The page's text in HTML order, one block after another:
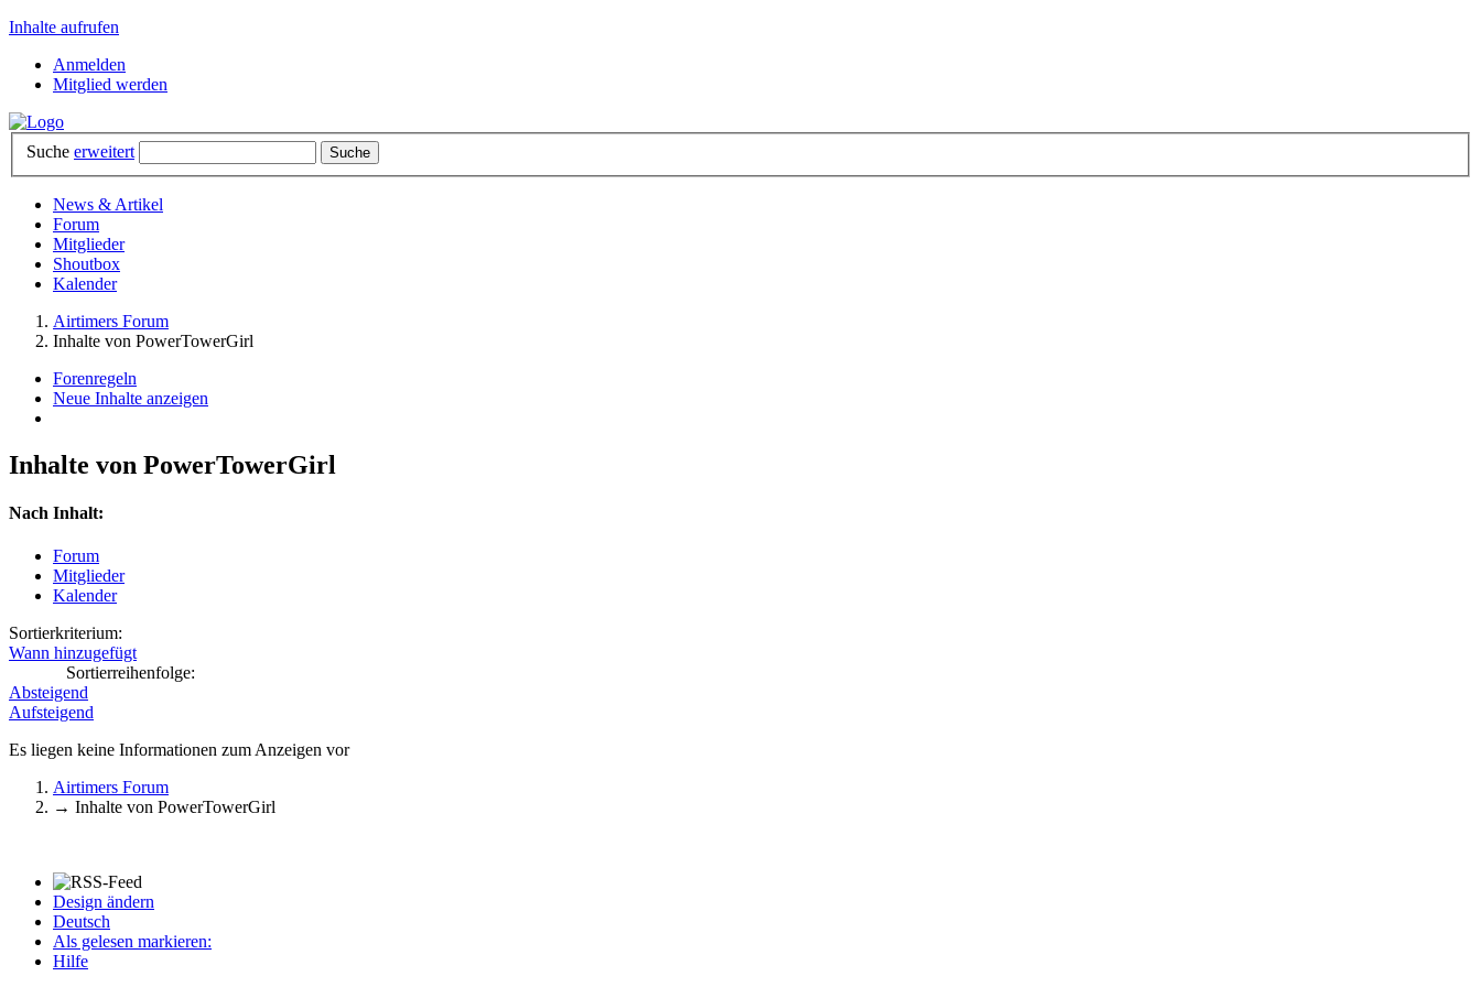
Inhalte aufrufen
Anmelden
Mitglied werden
Suche erweitert
News & Artikel
Forum
Mitglieder
Shoutbox
Kalender
Airtimers Forum
Inhalte von PowerTowerGirl
Forenregeln
Neue Inhalte anzeigen
Inhalte von PowerTowerGirl
Nach Inhalt:
Forum
Mitglieder
Kalender
Sortierkriterium:
Wann hinzugefügt
Sortierreihenfolge:
Absteigend
Aufsteigend
Es liegen keine Informationen zum Anzeigen vor
Airtimers Forum
→ Inhalte von PowerTowerGirl
Design ändern
Deutsch
Als gelesen markieren:
Hilfe